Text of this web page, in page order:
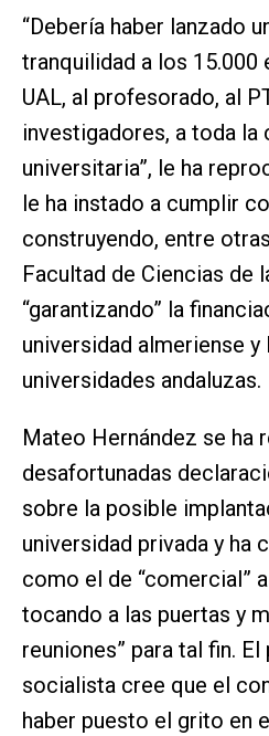
“Debería haber lanzado
tranquilidad a los 15.000
UAL, al profesorado, al
investigadores, a toda la
universitaria”, le ha
le ha instado a cumplir
construyendo, entre
Facultad de Ciencias de
“garantizando” la
universidad almeriense
universidades andaluzas.
Mateo Hernández se ha
desafortunadas
sobre la posible
universidad privada y ha
como el de “comercial”
tocando a las puertas y
reuniones” para tal fin.
socialista cree que el
haber puesto el grito en